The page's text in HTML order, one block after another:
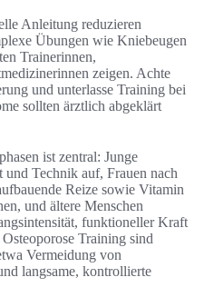
Anleitung reduzieren
Übungen wie Kniebeugen
Trainerinnen,
zeigen. Achte
und unterlasse Training bei
sollten ärztlich abgeklärt
ist zentral: Junge
Technik auf, Frauen nach
Reize sowie Vitamin
und ältere Menschen
funktioneller Kraft
Training sind
Vermeidung von
langsame, kontrollierte